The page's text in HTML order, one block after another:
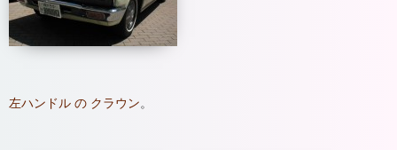
左ハンドル の クラウン。